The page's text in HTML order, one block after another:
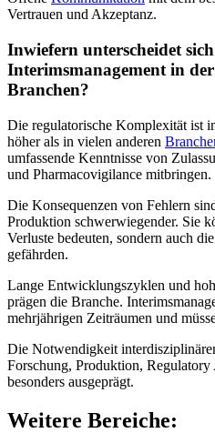
Vertrauen und Akzeptanz.
Inwiefern unterscheidet
Interimsmanagement in
Branchen?
Die regulatorische Komplexität ist
höher als in vielen anderen
umfassende Kenntnisse von
und Pharmacovigilance mitbringen.
Die Konsequenzen von Fehlern
Produktion schwerwiegender. Sie
Verluste bedeuten, sondern auch
gefährden.
Lange Entwicklungszyklen und
prägen die Branche.
mehrjährigen Zeiträumen und
Die Notwendigkeit
Forschung, Produktion,
besonders ausgeprägt.
Weitere Bereiche: